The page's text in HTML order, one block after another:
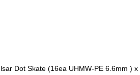
Dot Skate (16ea UHMW-PE 6.6mm ) x